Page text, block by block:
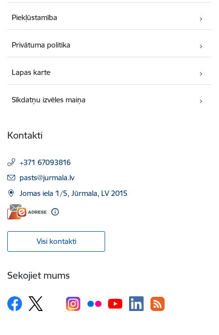
Piekļūstamība
Privātuma politika
Lapas karte
Sīkdatņu izvēles maiņa
Kontakti
+371 67093816
E-pasts:
pasts@jurmala.lv
Jomas iela 1/5, Jūrmala, LV 2015
Visi kontakti
Sekojiet mums